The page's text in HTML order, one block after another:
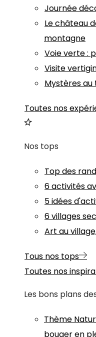
Journée
Le château
montagne
Voie verte :
Visite
Mystères
Toutes nos
Nos tops
Top des
6 activités
5 idées
6 villages
Art au
Tous nos tops
Toutes nos
Les bons plans
Thème
bouger en